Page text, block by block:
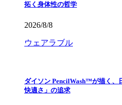
拓く身体性の哲学
2026/8/8
ウェアラブル
ダイソン PencilWash™が描く、
快適さ」の追求